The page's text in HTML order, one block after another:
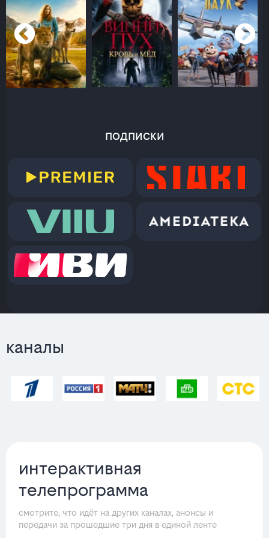
подписки
каналы
интерактивная
телепрограмма
смотрите, что идёт на других каналах, анонсы и
передачи за прошедшие три дня в единой ленте